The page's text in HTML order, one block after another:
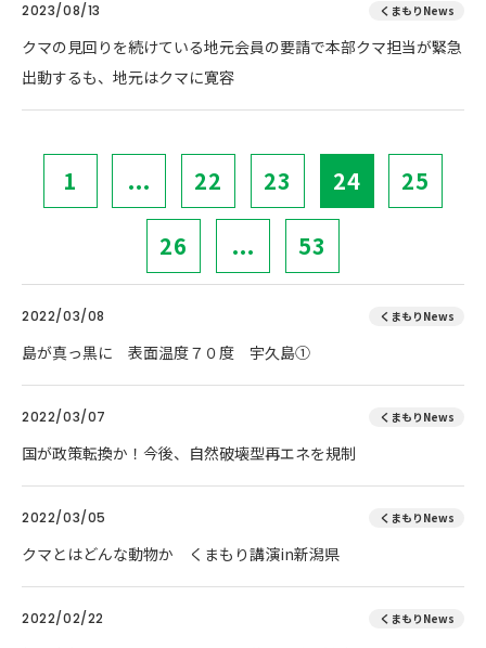
2023/08/13 くまもりNews
クマの見回りを続けている地元会員の要請で本部クマ担当が緊急
出動するも、地元はクマに寛容
1 ... 22 23 24 25
26 ... 53
2022/03/08 くまもりNews
島が真っ黒に 表面温度７０度 宇久島①
2022/03/07 くまもりNews
国が政策転換か！今後、自然破壊型再エネを規制
2022/03/05 くまもりNews
クマとはどんな動物か くまもり講演in新潟県
2022/02/22 くまもりNews